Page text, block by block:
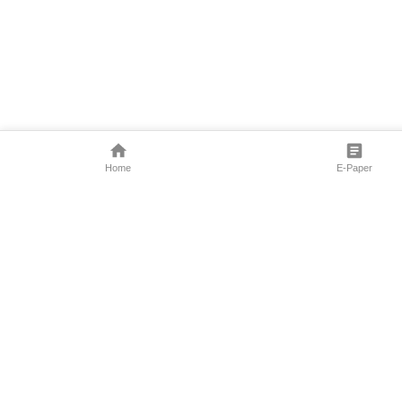
Home E-Paper